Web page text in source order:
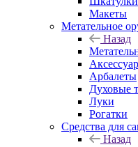
Макеты
Метательное
Назад
Арбалеты
Духовые
Луки
Рогатки
Средства для
Назад